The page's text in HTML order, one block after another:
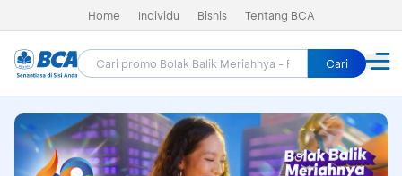
Home Individu Bisnis Tentang BCA
Cari